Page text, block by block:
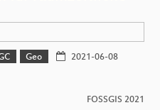
Geo
2021-06-08
FOSSGIS 2021